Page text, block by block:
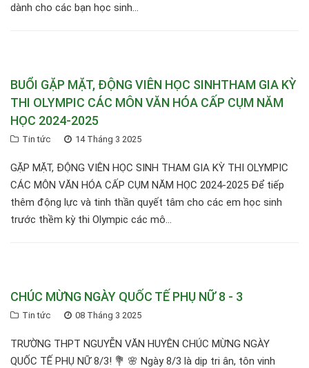
dành cho các bạn học sinh...
BUỔI GẶP MẶT, ĐỘNG VIÊN HỌC SINHTHAM GIA KỲ
THI OLYMPIC CÁC MÔN VĂN HÓA CẤP CỤM NĂM
HỌC 2024-2025
Tin tức 14 Tháng 3 2025
GẶP MẶT, ĐỘNG VIÊN HỌC SINH THAM GIA KỲ THI OLYMPIC
CÁC MÔN VĂN HÓA CẤP CỤM NĂM HỌC 2024-2025 Để tiếp
thêm động lực và tinh thần quyết tâm cho các em học sinh
trước thềm kỳ thi Olympic các mô...
CHÚC MỪNG NGÀY QUỐC TẾ PHỤ NỮ 8 - 3
Tin tức 08 Tháng 3 2025
TRƯỜNG THPT NGUYỄN VĂN HUYÊN CHÚC MỪNG NGÀY
QUỐC TẾ PHỤ NỮ 8/3! 💐 🌸 Ngày 8/3 là dịp tri ân, tôn vinh